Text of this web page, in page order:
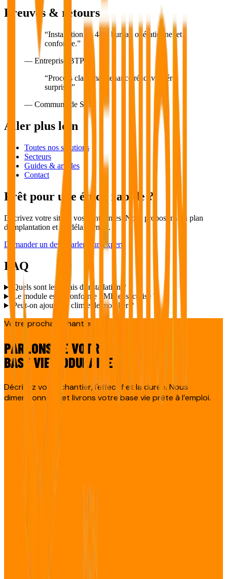
Preuves & retours
“Installation en 48h, bureau opérationnel et
conforme.”
— Entreprise BTP OI
“Process clair, maintenance réactive, zéro
surprise. ”
— Commune de St-X
Aller plus loin
Toutes nos solutions
Secteurs
Guides & articles
Contact
Prêt pour une étude rapide ?
Décrivez votre site et vos contraintes. Nous proposons un plan
d’implantation et un délai fermes.
Demander un devis
Parler à un expert
FAQ
Quels sont les délais d’installation ?
Le module est-il conforme PMR et sécurisé ?
Peut-on ajouter la clim et le mobilier ?
Votre prochain chantier
PARLONS DE VOTRE
BASE VIE MODULAIRE
Décrivez votre chantier, l'effectif et la durée. Nous
dimensionnons et livrons votre base vie prête à l’emploi.